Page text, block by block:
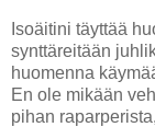
Isoäitini täyttää
synttäreitään
huomenna
En ole mikään
pihan